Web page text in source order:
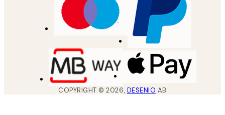
COPYRIGHT ©2026, DESENIO AB